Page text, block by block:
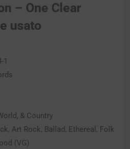
– One Clear
usato
1
& Country
Art Rock, Ballad, Ethereal, Folk
(VG)